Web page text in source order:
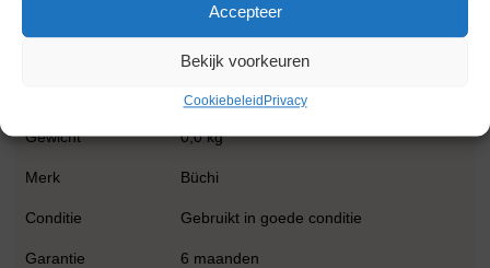
Accepteer
Bekijk voorkeuren
Cookiebeleid Privacy
staat, is grondig getest en klaar voor onmiddellijk gebruik.
Extra informatie
Gewicht 0,0 kg
Merk Büchi
Conditie Gebruikt in goede conditie
Garantie 6 maanden